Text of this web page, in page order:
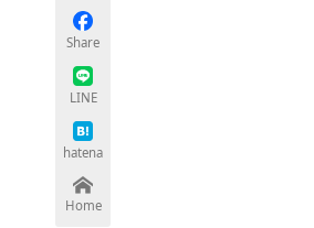
Share
LINE
hatena
Home